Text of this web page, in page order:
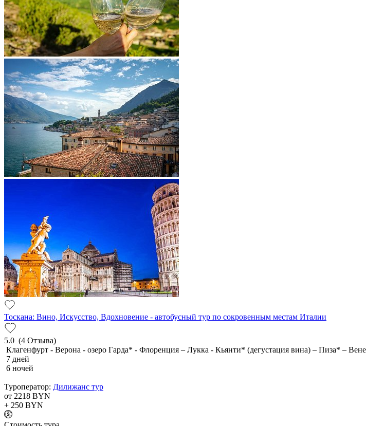
Тоскана: Вино, Искусство, Вдохновение - автобусный тур по сокровенным местам Италии
5.0 (4 Отзыва)
Клагенфурт - Верона - озеро Гарда* - Флоренция – Лукка - Кьянти* (дегустация вина) – Пиза* –
7 дней
6 ночей
Туроператор: Дилижанс тур
от 2218 BYN
+ 250 BYN